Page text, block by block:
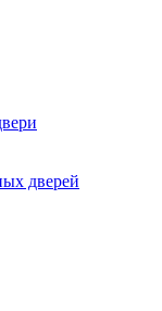
дверей